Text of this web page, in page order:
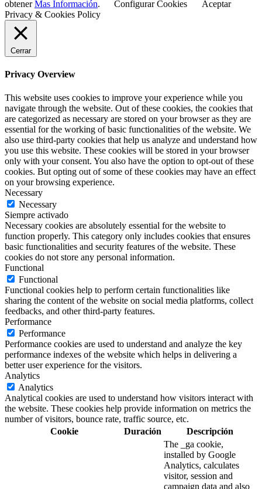
obtenerMas Información. Configurar Cookies
Aceptar
Privacy & Cookies Policy
Cerrar
Privacy Overview
This website uses cookies to improve your experience while you
navigate through the website. Out of these cookies, the cookies that
are categorized as necessary are stored on your browser as they are
essential for the working of basic functionalities of the website. We
also use third-party cookies that help us analyze and understand how
you use this website. These cookies will be stored in your browser
only with your consent. You also have the option to opt-out of these
cookies. But opting out of some of these cookies may have an effect
on your browsing experience.
Necessary
Necessary
Siempre activado
Necessary cookies are absolutely essential for the website to
function properly. This category only includes cookies that ensures
basic functionalities and security features of the website. These
cookies do not store any personal information.
Functional
Functional
Functional cookies help to perform certain functionalities like
sharing the content of the website on social media platforms, collect
feedbacks, and other third-party features.
Performance
Performance
Performance cookies are used to understand and analyze the key
performance indexes of the website which helps in delivering a
better user experience for the visitors.
Analytics
Analytics
Analytical cookies are used to understand how visitors interact with
the website. These cookies help provide information on metrics the
number of visitors, bounce rate, traffic source, etc.
Cookie
Duración Descripción
The _ga cookie,
installed by Google
Analytics, calculates
visitor, session and
campaign data and also